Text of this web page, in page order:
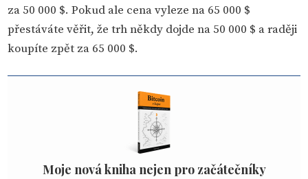
za 50 000 $. Pokud ale cena vyleze na 65 000 $
přestáváte věřit, že trh někdy dojde na 50 000 $ a raději
koupíte zpět za 65 000 $.
Moje nová kniha nejen pro začátečníky